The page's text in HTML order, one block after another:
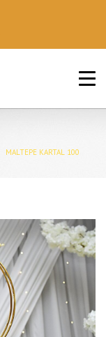
MALTEPE KARTAL 100